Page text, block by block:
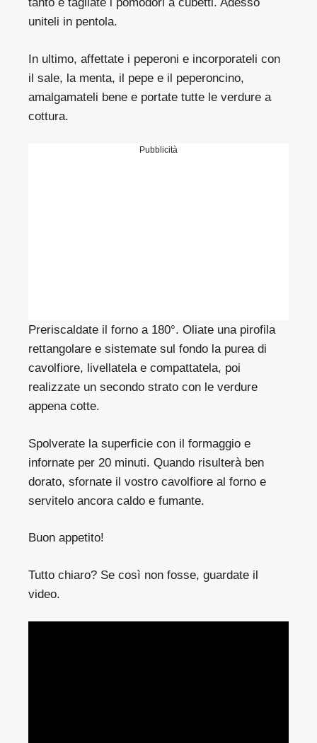
uniteli in pentola.
In ultimo, affettate i peperoni e incorporateli con
il sale, la menta, il pepe e il peperoncino,
amalgamateli bene e portate tutte le verdure a
cottura.
Pubblicità
Preriscaldate il forno a 180°. Oliate una pirofila
rettangolare e sistemate sul fondo la purea di
cavolfiore, livellatela e compattatela, poi
realizzate un secondo strato con le verdure
appena cotte.
Spolverate la superficie con il formaggio e
infornate per 20 minuti. Quando risulterà ben
dorato, sfornate il vostro cavolfiore al forno e
servitelo ancora caldo e fumante.
Buon appetito!
Tutto chiaro? Se così non fosse, guardate il
video.